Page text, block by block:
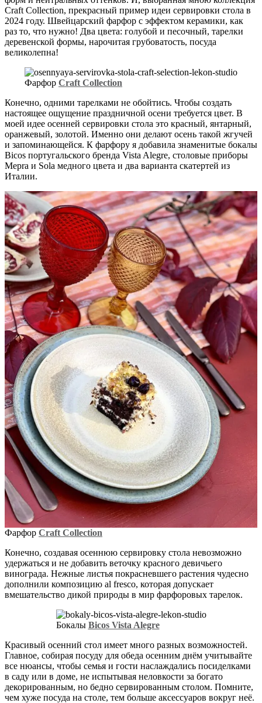
Craft Collection, прекрасный пример идеи сервировки стола в
2024 году. Швейцарский фарфор с эффектом керамики, как
раз то, что нужно! Два цвета: голубой и песочный, тарелки
деревенской формы, нарочитая грубоватость, посуда
великолепна!
Фарфор Craft Collection
Конечно, одними тарелками не обойтись. Чтобы создать
настоящее ощущение праздничной осени требуется цвет. В
моей идее осенней сервировки стола это красный, янтарный,
оранжевый, золотой. Именно они делают осень такой жгучей
и запоминающейся. К фарфору я добавила знаменитые бокалы
Bicos португальского бренда Vista Alegre, столовые приборы
Mepra и Sola медного цвета и два варианта скатертей из
Италии.
Фарфор Craft Collection
Конечно, создавая осеннюю сервировку стола невозможно
удержаться и не добавить веточку красного девичьего
винограда. Нежные листья покрасневшего растения чудесно
дополнили композицию al fresco, которая допускает
вмешательство дикой природы в мир фарфоровых тарелок.
Бокалы Bicos Vista Alegre
Красивый осенний стол имеет много разных возможностей.
Главное, собирая посуду для обеда осенним днём учитывайте
все нюансы, чтобы семья и гости наслаждались посиделками
в саду или в доме, не испытывая неловкости за богато
декорированным, но бедно сервированным столом. Помните,
чем хуже посуда на столе, тем больше аксессуаров вокруг неё.